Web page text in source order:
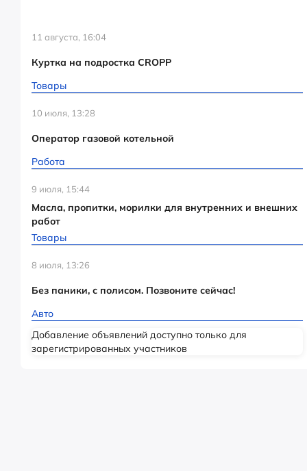
11 августа, 16:04
Куртка на подростка CROPP
Товары
10 июля, 13:28
Оператор газовой котельной
Работа
9 июля, 15:44
Масла, пропитки, морилки для внутренних и внешних
работ
Товары
8 июля, 13:26
Без паники, с полисом. Позвоните сейчас!
Авто
Добавление объявлений доступно только для
зарегистрированных участников